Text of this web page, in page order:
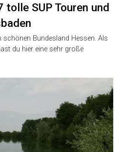
tolle SUP Touren und
schönen Bundesland Hessen. Als
du hier eine sehr große